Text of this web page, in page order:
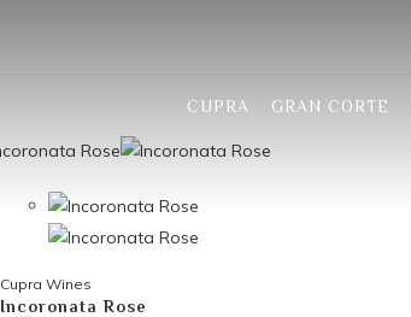
CUPRA GRAN CORTE
Cupra Wines
Incoronata Rose